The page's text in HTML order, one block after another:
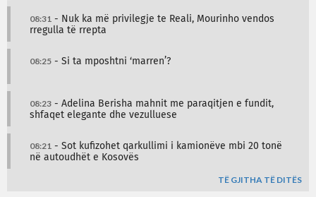
08:31 - Nuk ka më privilegje te Reali, Mourinho vendos
rregulla të rrepta
08:25 - Si ta mposhtni ‘marren’?
08:23 - Adelina Berisha mahnit me paraqitjen e fundit,
shfaqet elegante dhe vezulluese
08:21 - Sot kufizohet qarkullimi i kamionëve mbi 20 tonë
në autoudhët e Kosovës
TË GJITHA TË DITËS